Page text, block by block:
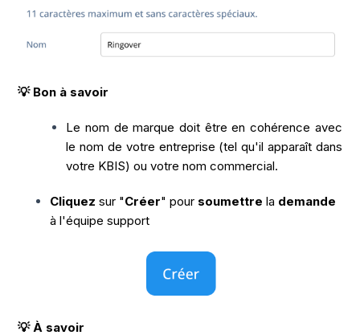
💡 Bon à savoir
Le nom de marque doit être en cohérence avec
le nom de votre entreprise (tel qu'il apparaît dans
votre KBIS) ou votre nom commercial.
Cliquez sur "Créer" pour soumettre la demande
à l'équipe support
💡 À savoir